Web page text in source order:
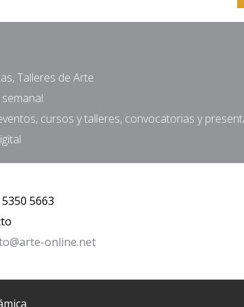
Talleres de Arte
cursos y talleres, convocatorias y
5663
online.net